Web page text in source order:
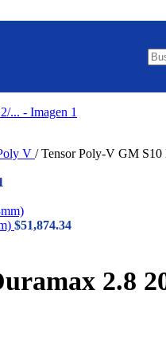
V / Tensor Poly-V GM
$51,874.34
2.8